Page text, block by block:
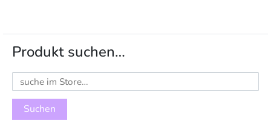
Produkt suchen…
Suchen
nach: